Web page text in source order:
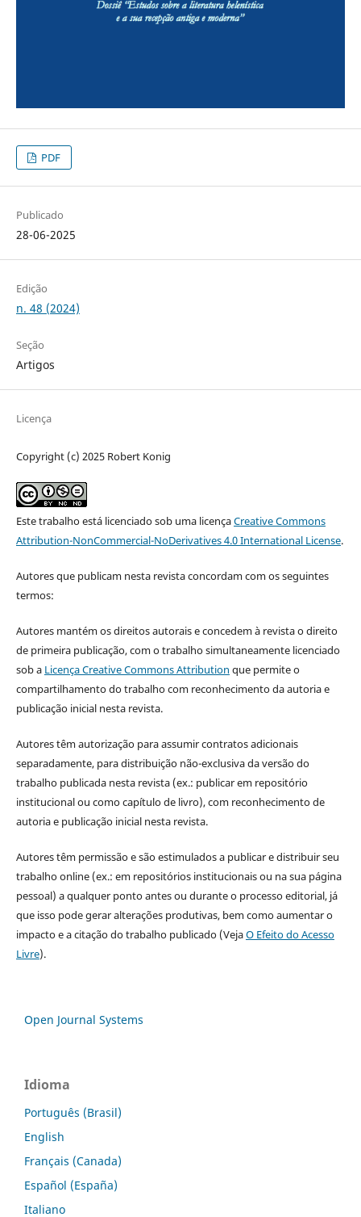
PDF
Publicado
28-06-2025
Edição
n. 48 (2024)
Seção
Artigos
Licença
Copyright (c) 2025 Robert Konig
Este trabalho está licenciado sob uma licençaCreative Commons
Attribution-NonCommercial-NoDerivatives 4.0 International License.
Autores que publicam nesta revista concordam com os seguintes
termos:
Autores mantém os direitos autorais e concedem à revista o direito
de primeira publicação, com o trabalho simultaneamente licenciado
sob a Licença Creative Commons Attribution que permite o
compartilhamento do trabalho com reconhecimento da autoria e
publicação inicial nesta revista.
Autores têm autorização para assumir contratos adicionais
separadamente, para distribuição não-exclusiva da versão do
trabalho publicada nesta revista (ex.: publicar em repositório
institucional ou como capítulo de livro), com reconhecimento de
autoria e publicação inicial nesta revista.
Autores têm permissão e são estimulados a publicar e distribuir seu
trabalho online (ex.: em repositórios institucionais ou na sua página
pessoal) a qualquer ponto antes ou durante o processo editorial, já
que isso pode gerar alterações produtivas, bem como aumentar o
impacto e a citação do trabalho publicado (VejaO Efeito do Acesso
Livre).
Open Journal Systems
Idioma
Português (Brasil)
English
Français (Canada)
Español (España)
Italiano